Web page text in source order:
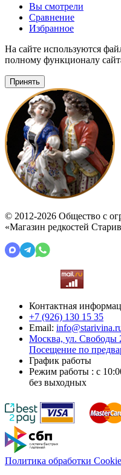
Вы смотрели
Сравнение
Избранное
На сайте используются
полному функционалу
Принять
© 2012-2026 Общество с
«Магазин редкостей
Контактная
+7 (926) 130 15 35
Email:
Москва, ул. Свободы
Посещение по
График работы
Режим работы : с
без выходных
Политика обработки Cookie